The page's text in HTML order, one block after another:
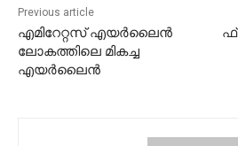
Previous article
എമിറേറ്റസ് എയര്‍ലൈന്‍
ലോകത്തിലെ മികച്ച
എയര്‍ലൈന്‍